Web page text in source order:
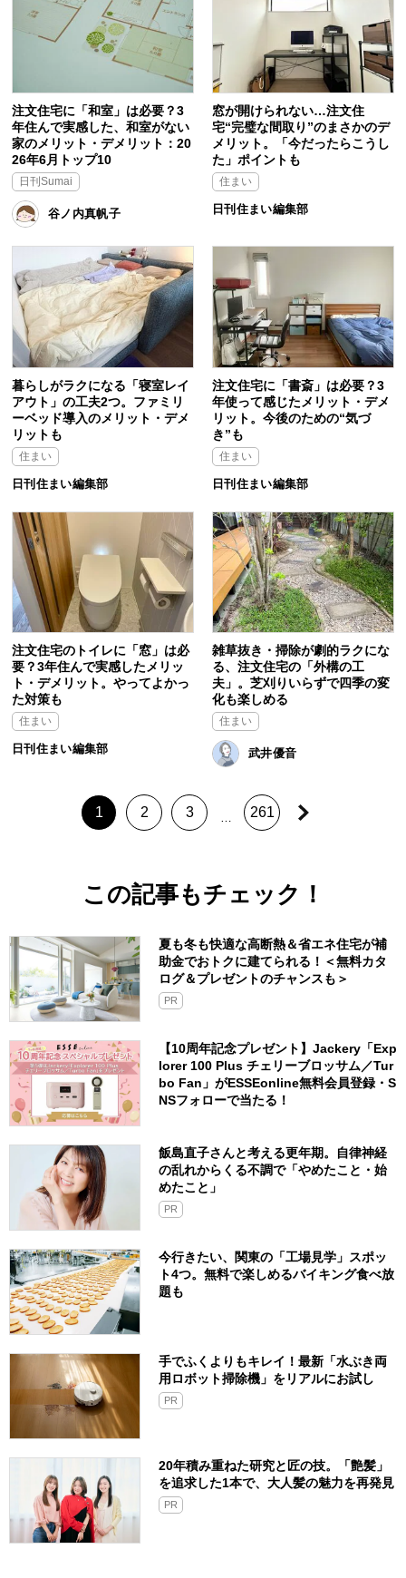
注文住宅に「和室」は必要？3
年住んで実感した、和室がない
家のメリット・デメリット：20
26年6月トップ10
日刊Sumai
谷ノ内真帆子
窓が開けられない…注文住
宅“完璧な間取り”のまさかのデ
メリット。「今だったらこうし
た」ポイントも
住まい
日刊住まい編集部
暮らしがラクになる「寝室レイ
アウト」の工夫2つ。ファミリ
ーベッド導入のメリット・デメ
リットも
住まい
日刊住まい編集部
注文住宅に「書斎」は必要？3
年使って感じたメリット・デメ
リット。今後のための“気づ
き”も
住まい
日刊住まい編集部
注文住宅のトイレに「窓」は必
要？3年住んで実感したメリッ
ト・デメリット。やってよかっ
た対策も
住まい
日刊住まい編集部
雑草抜き・掃除が劇的ラクにな
る、注文住宅の「外構の工
夫」。芝刈りいらずで四季の変
化も楽しめる
住まい
武井優音
1 2 3 261
この記事もチェック！
夏も冬も快適な高断熱＆省エネ住宅が補
助金でおトクに建てられる！＜無料カタ
ログ＆プレゼントのチャンスも＞
PR
【10周年記念プレゼント】Jackery「Exp
lorer 100 Plus チェリーブロッサム／Tur
bo Fan」がESSEonline無料会員登録・S
NSフォローで当たる！
飯島直子さんと考える更年期。自律神経
の乱れからくる不調で「やめたこと・始
めたこと」
PR
今行きたい、関東の「工場見学」スポッ
ト4つ。無料で楽しめるバイキング食べ放
題も
手でふくよりもキレイ！最新「水ぶき両
用ロボット掃除機」をリアルにお試し
PR
20年積み重ねた研究と匠の技。「艶髪」
を追求した1本で、大人髪の魅力を再発見
PR